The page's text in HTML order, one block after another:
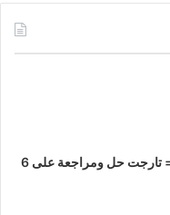
كل اسئلة جليم للفار = تارجت حل ومراجعة على 6